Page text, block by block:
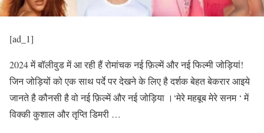
[ad_1]
2024 में बॉलीवुड में आ रही हैं रोमांचक नई फ़िल्में और नई फिल्मी जोड़ियां!
जिन जोड़ियों को एक साथ पर्दे पर देखने के लिए है दर्शक बेहत बेकरार आइये
जानते है कौनसी है वो नई फ़िल्में और नई जोड़िया ।‘मेरे महबूब मेरे सनम ‘ में
विक्की कुशाल और तृप्ति डिमरी …